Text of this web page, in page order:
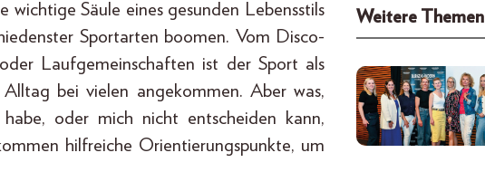
Säule eines gesunden Lebensstils
Sportarten boomen. Vom Disco-
Laufgemeinschaften ist der Sport als
bei vielen angekommen. Aber was,
oder mich nicht entscheiden kann,
hilfreiche Orientierungspunkte, um
Weitere Themen